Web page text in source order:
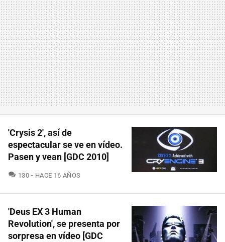
'Crysis 2', así de
espectacular se ve en vídeo.
Pasen y vean [GDC 2010]
130COMENTARIOS
HACE 16 AÑOS
'Deus EX 3 Human
Revolution', se presenta por
sorpresa en vídeo [GDC